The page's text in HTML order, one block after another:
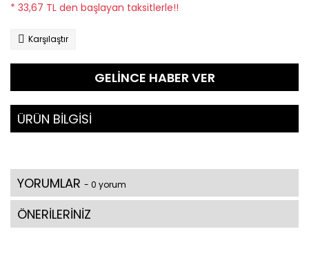
* 33,67 TL den başlayan taksitlerle!!
Karşılaştır
GELİNCE HABER VER
ÜRÜN BİLGİSİ
YORUMLAR - 0 yorum
ÖNERİLERİNİZ